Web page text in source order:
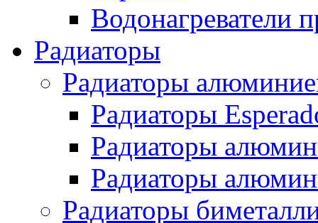
Водонагреватели
Радиаторы
Радиаторы
Радиаторы
Радиаторы
Радиаторы
Радиаторы